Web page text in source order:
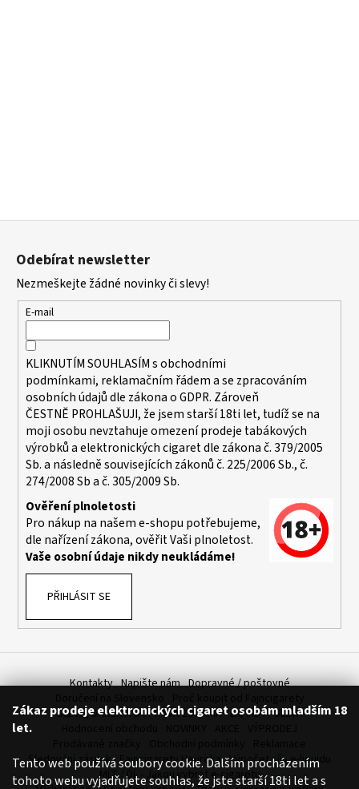
Zákaz prodeje elektronických cigaret osobám mladším 18
let.
Tento web používá soubory cookie. Dalším procházením
tohoto webu vyjadřujete souhlas, že jste starší 18ti let a s
Z
Odebírat newsletter
Nezmeškejte žádné novinky či slevy!
E-mail
KLIKNUTÍM SOUHLASÍM sobchodními
podmínkami, reklamačním řádem a se zpracováním
osobních údajů dle zákona oGDPR. Zároveň
ČESTNĚ PROHLAŠUJI, že jsem starší 18ti let, tudíž se na
moji osobu nevztahuje omezení prodeje tabákových
výrobků a elektronických cigaret dle zákona č. 379/2005
Sb. a následně souvisejících zákonů č. 225/2006 Sb., č.
274/2008 Sb a č. 305/2009 Sb.
Ověření plnoletosti
Pro nákup na našem e-shopu potřebujeme,
dle nařízení zákona, ověřit Vaši plnoletost.
Vaše osobní údaje nikdy neukládáme!
PŘIHLÁSIT SE
Kontakty Napište nám Dopravné / poštovné
SLEVA, DÁREK A DOPRAVA ZDARMA
LIQUIDY - SLEVA
Sledování zásilek Fajncigarety Heureka
Výpočet síly e-liquidu
MLT / DL - Jakou vybrat e-cigaretu